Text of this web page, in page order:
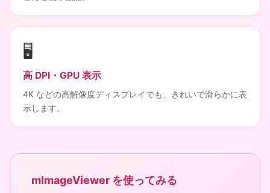
🖥️
高 DPI・GPU 表示
4K などの高解像度ディスプレイでも、きれいで滑らかに表
示します。
mImageViewer を使ってみる